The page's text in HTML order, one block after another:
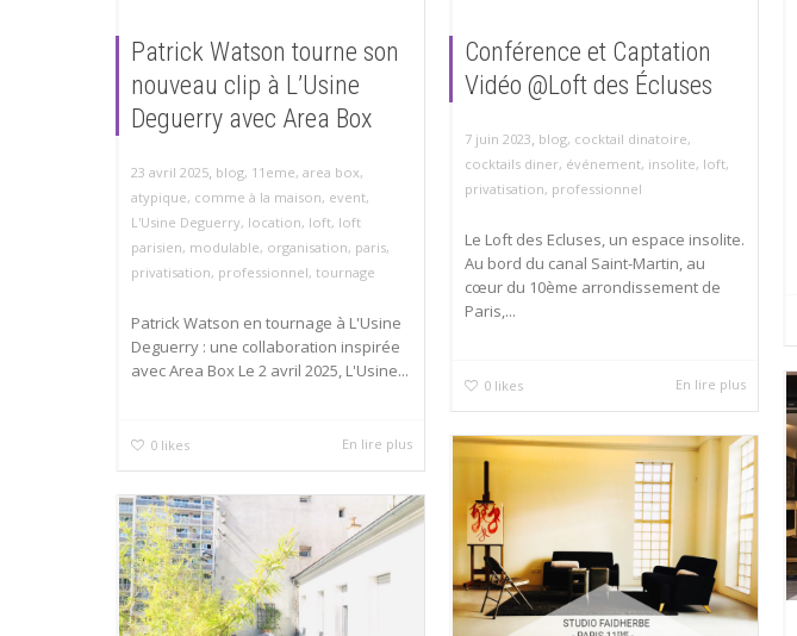
Patrick Watson tourne son
nouveau clip à L’Usine
Deguerry avec Area Box
23 avril 2025, blog, 11eme, area box,
atypique, comme à la maison, event,
L'Usine Deguerry, location, loft, loft
parisien, modulable, organisation, paris,
privatisation, professionnel, tournage
Patrick Watson en tournage à L'Usine
Deguerry : une collaboration inspirée
avec Area Box Le 2 avril 2025, L'Usine...
0 likes En lire plus
Conférence et Captation
Vidéo @Loft des Écluses
7 juin 2023, blog, cocktail dinatoire,
cocktails diner, événement, insolite, loft,
privatisation, professionnel
Le Loft des Ecluses, un espace insolite.
Au bord du canal Saint-Martin, au
cœur du 10ème arrondissement de
Paris,...
0 likes En lire plus